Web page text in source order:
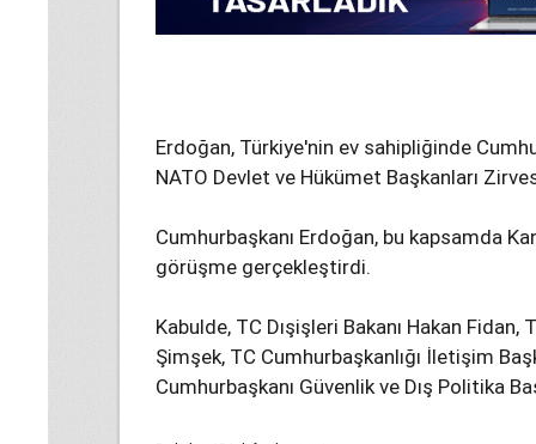
Erdoğan, Türkiye'nin ev sahipliğinde
NATO Devlet ve Hükümet Başkanları
Cumhurbaşkanı Erdoğan, bu kapsamda
görüşme gerçekleştirdi.
Kabulde, TC Dışişleri Bakanı Hakan
Şimşek, TC Cumhurbaşkanlığı İletişim
Cumhurbaşkanı Güvenlik ve Dış Politika